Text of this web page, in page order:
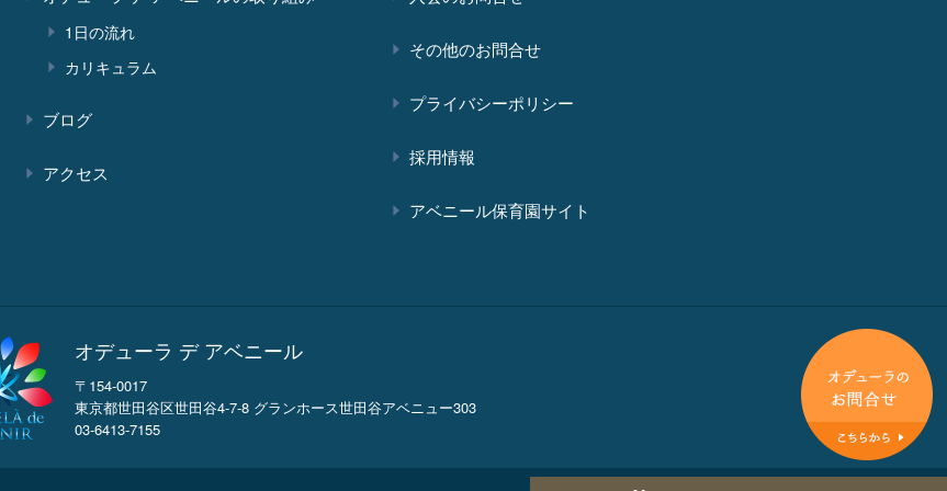
1日の流れ
カリキュラム
ブログ
アクセス
その他のお問合せ
プライバシーポリシー
採用情報
アベニール保育園サイト
オデューラ デ アベニール
〒154-0017
東京都世田谷区世田谷4-7-8 グランホース世田谷アベニュー303
03-6413-7155